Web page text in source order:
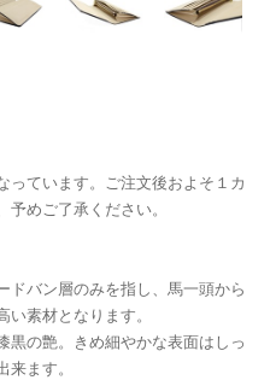
ています。ご注文後およそ１カ
めご了承ください。
ドバン層のみを指し、馬一頭から
素材となります。
黒の艶。きめ細やかな表面はしっ
来ます。